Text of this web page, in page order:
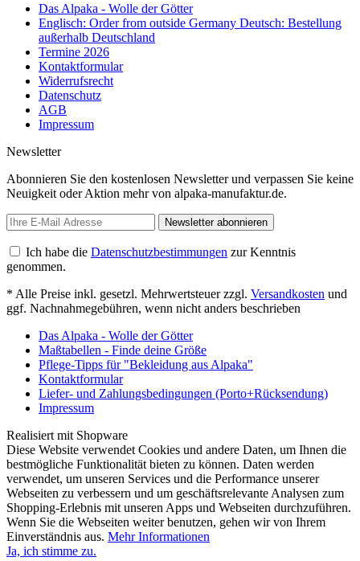
Das Alpaka - Wolle der Götter
Englisch: Order from outside Germany Deutsch: Bestellung
außerhalb Deutschland
Termine 2026
Kontaktformular
Widerrufsrecht
Datenschutz
AGB
Impressum
Newsletter
Abonnieren Sie den kostenlosen Newsletter und verpassen Sie keine
Neuigkeit oder Aktion mehr von alpaka-manufaktur.de.
Newsletter abonnieren
Ich habe die Datenschutzbestimmungen zur Kenntnis
genommen.
* Alle Preise inkl. gesetzl. Mehrwertsteuer zzgl. Versandkosten und
ggf. Nachnahmegebühren, wenn nicht anders beschrieben
Das Alpaka - Wolle der Götter
Maßtabellen - Finde deine Größe
Pflege-Tipps für "Bekleidung aus Alpaka"
Kontaktformular
Liefer- und Zahlungsbedingungen (Porto+Rücksendung)
Impressum
Realisiert mit Shopware
Diese Website verwendet Cookies und andere Daten, um Ihnen die
bestmögliche Funktionalität bieten zu können. Daten werden
verwendet, um unseren Services und die Performance unserer
Webseiten zu verbessern und um geschäftsrelevante Analysen zum
Shopping-Erlebnis mit unseren Apps und Webseiten durchzuführen.
Wenn Sie die Webseiten weiter benutzen, gehen wir von Ihrem
Einverständnis aus. Mehr Informationen
Ja, ich stimme zu.